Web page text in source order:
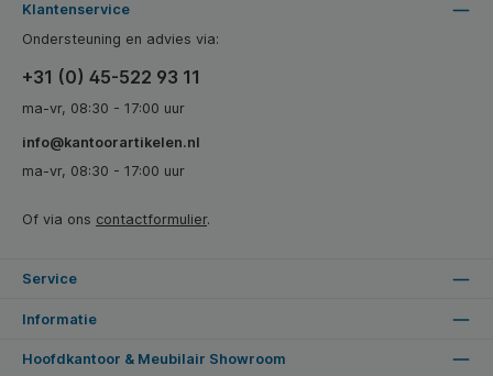
Klantenservice
Ondersteuning en advies via:
+31 (0) 45-522 93 11
ma-vr, 08:30 - 17:00 uur
info@kantoorartikelen.nl
ma-vr, 08:30 - 17:00 uur
Of via ons contactformulier.
Service
Informatie
Hoofdkantoor & Meubilair Showroom